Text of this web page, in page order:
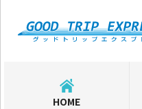
HOME